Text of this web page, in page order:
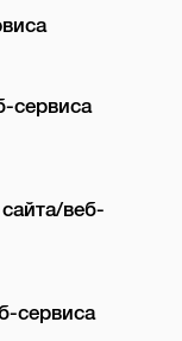
сервиса
веб-
сервиса